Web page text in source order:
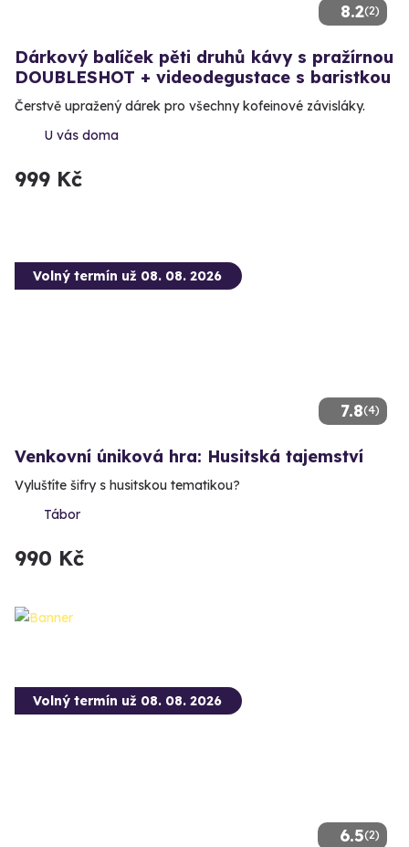
8.2(2)
Dárkový balíček pěti druhů kávy s pražírnou
DOUBLESHOT + videodegustace s baristkou
Čerstvě upražený dárek pro všechny kofeinové závisláky.
U vás doma
999 Kč
7.8(4)
Volný termín už 08. 08. 2026
Venkovní úniková hra: Husitská tajemství
Vyluštíte šifry s husitskou tematikou?
Tábor
990 Kč
6.5(2)
Volný termín už 08. 08. 2026